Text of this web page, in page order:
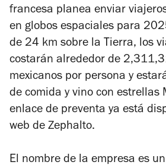
francesa planea enviar
en globos espaciales para
de 24 km sobre la Tierra, los
costarán alrededor de
mexicanos por persona y
de comida y vino con estrellas
enlace de preventa ya está
web de Zephalto.
El nombre de la empresa es